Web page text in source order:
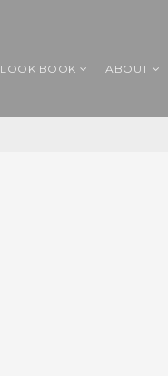
LOOK BOOK ABOUT